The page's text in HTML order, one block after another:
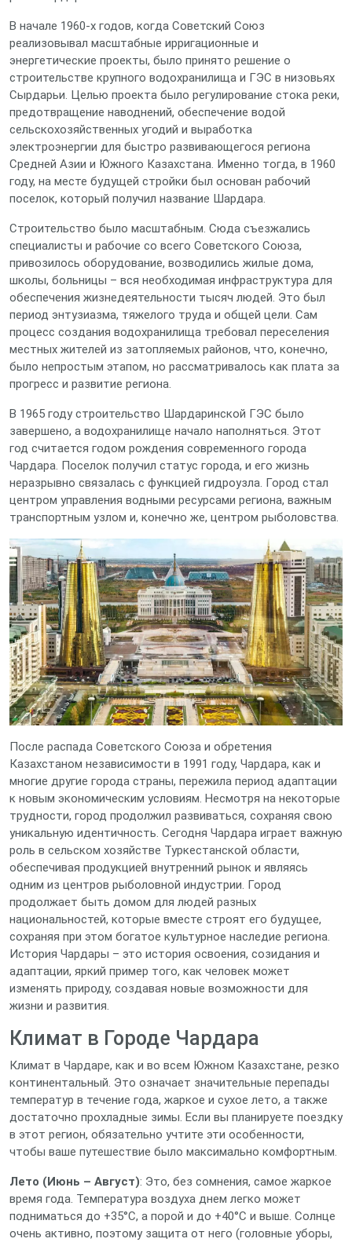
В начале 1960-х годов, когда Советский Союз
реализовывал масштабные ирригационные и
энергетические проекты, было принято решение о
строительстве крупного водохранилища и ГЭС в низовьях
Сырдарьи. Целью проекта было регулирование стока реки,
предотвращение наводнений, обеспечение водой
сельскохозяйственных угодий и выработка
электроэнергии для быстро развивающегося региона
Средней Азии и Южного Казахстана. Именно тогда, в 1960
году, на месте будущей стройки был основан рабочий
поселок, который получил название Шардара.
Строительство было масштабным. Сюда съезжались
специалисты и рабочие со всего Советского Союза,
привозилось оборудование, возводились жилые дома,
школы, больницы – вся необходимая инфраструктура для
обеспечения жизнедеятельности тысяч людей. Это был
период энтузиазма, тяжелого труда и общей цели. Сам
процесс создания водохранилища требовал переселения
местных жителей из затопляемых районов, что, конечно,
было непростым этапом, но рассматривалось как плата за
прогресс и развитие региона.
В 1965 году строительство Шардаринской ГЭС было
завершено, а водохранилище начало наполняться. Этот
год считается годом рождения современного города
Чардара. Поселок получил статус города, и его жизнь
неразрывно связалась с функцией гидроузла. Город стал
центром управления водными ресурсами региона, важным
транспортным узлом и, конечно же, центром рыболовства.
После распада Советского Союза и обретения
Казахстаном независимости в 1991 году, Чардара, как и
многие другие города страны, пережила период адаптации
к новым экономическим условиям. Несмотря на некоторые
трудности, город продолжил развиваться, сохраняя свою
уникальную идентичность. Сегодня Чардара играет важную
роль в сельском хозяйстве Туркестанской области,
обеспечивая продукцией внутренний рынок и являясь
одним из центров рыболовной индустрии. Город
продолжает быть домом для людей разных
национальностей, которые вместе строят его будущее,
сохраняя при этом богатое культурное наследие региона.
История Чардары – это история освоения, созидания и
адаптации, яркий пример того, как человек может
изменять природу, создавая новые возможности для
жизни и развития.
Климат в Городе Чардара
Климат в Чардаре, как и во всем Южном Казахстане, резко
континентальный. Это означает значительные перепады
температур в течение года, жаркое и сухое лето, а также
достаточно прохладные зимы. Если вы планируете поездку
в этот регион, обязательно учтите эти особенности,
чтобы ваше путешествие было максимально комфортным.
Лето (Июнь – Август): Это, без сомнения, самое жаркое
время года. Температура воздуха днем легко может
подниматься до +35°C, а порой и до +40°C и выше. Солнце
очень активно, поэтому защита от него (головные уборы,